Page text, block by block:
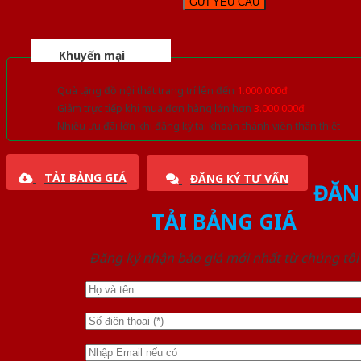
Khuyến mại
Quà tặng đồ nội thất trang trí lên đến 1.000.000đ
Giảm trực tiếp khi mua đơn hàng lớn hơn 3.000.000đ
Nhiều ưu đãi lớn khi đăng ký tài khoản thành viên thân thiết
TẢI BẢNG GIÁ ĐĂNG KÝ TƯ VẤN
TẢI BẢNG GIÁ
Đăng ký nhận báo giá mới nhất từ chúng tôi